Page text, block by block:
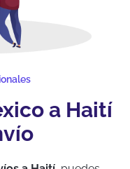
a Haití